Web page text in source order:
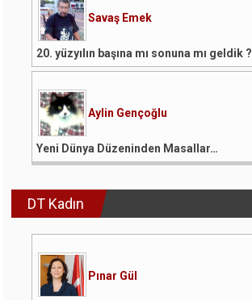
Savaş Emek
20. yüzyılın başına mı sonuna mı geldik ?
Aylin Gençoğlu
Yeni Dünya Düzeninden Masallar…
DT Kadın
Pınar Gül